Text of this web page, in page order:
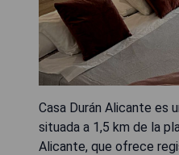
Casa Durán Alicante es
situada a 1,5 km de la
Alicante, que ofrece